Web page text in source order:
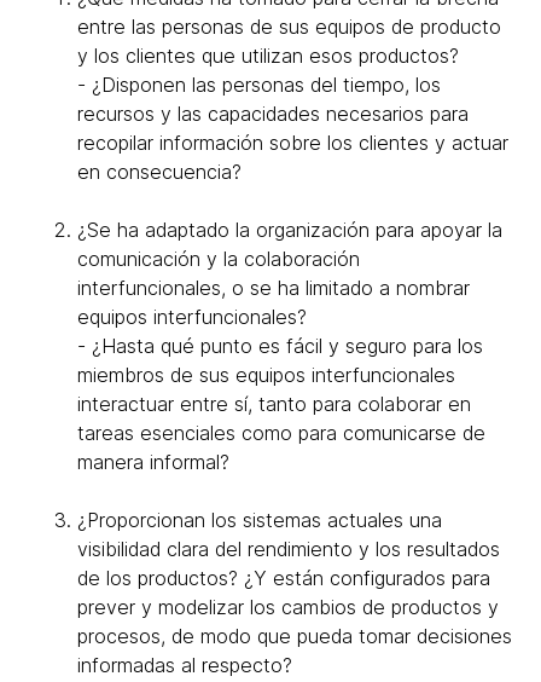
entre las personas de sus equipos de producto
y los clientes que utilizan esos productos?
- ¿Disponen las personas del tiempo, los
recursos y las capacidades necesarios para
recopilar información sobre los clientes y actuar
en consecuencia?
¿Se ha adaptado la organización para apoyar la
comunicación y la colaboración
interfuncionales, o se ha limitado a nombrar
equipos interfuncionales?
- ¿Hasta qué punto es fácil y seguro para los
miembros de sus equipos interfuncionales
interactuar entre sí, tanto para colaborar en
tareas esenciales como para comunicarse de
manera informal?
¿Proporcionan los sistemas actuales una
visibilidad clara del rendimiento y los resultados
de los productos? ¿Y están configurados para
prever y modelizar los cambios de productos y
procesos, de modo que pueda tomar decisiones
informadas al respecto?